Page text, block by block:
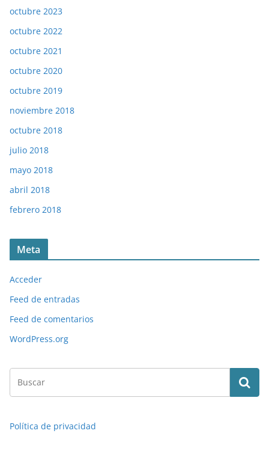
octubre 2023
octubre 2022
octubre 2021
octubre 2020
octubre 2019
noviembre 2018
octubre 2018
julio 2018
mayo 2018
abril 2018
febrero 2018
Meta
Acceder
Feed de entradas
Feed de comentarios
WordPress.org
Política de privacidad